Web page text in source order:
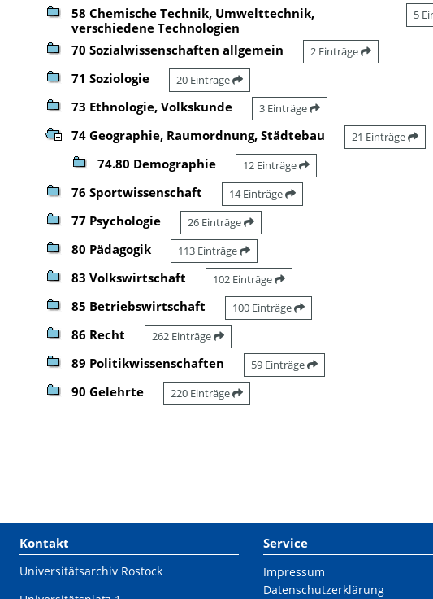
58 Chemische Technik, Umwelttechnik,
verschiedene Technologien
5
70 Sozialwissenschaften allgemein 2 Einträge
71 Soziologie 20 Einträge
73 Ethnologie, Volkskunde 3 Einträge
74 Geographie, Raumordnung, Städtebau 21 Einträge
74.80 Demographie 12 Einträge
76 Sportwissenschaft 14 Einträge
77 Psychologie 26 Einträge
80 Pädagogik 113 Einträge
83 Volkswirtschaft 102 Einträge
85 Betriebswirtschaft 100 Einträge
86 Recht 262 Einträge
89 Politikwissenschaften 59 Einträge
90 Gelehrte 220 Einträge
Kontakt
Universitätsarchiv Rostock
Service
Impressum
Datenschutzerklärung